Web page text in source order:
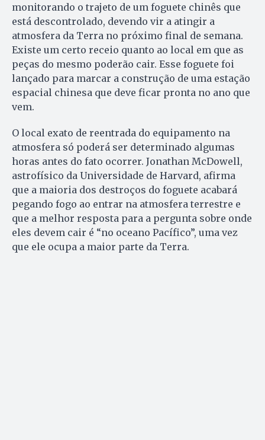
monitorando o trajeto de um foguete chinês que
está descontrolado, devendo vir a atingir a
atmosfera da Terra no próximo final de semana.
Existe um certo receio quanto ao local em que as
peças do mesmo poderão cair. Esse foguete foi
lançado para marcar a construção de uma estação
espacial chinesa que deve ficar pronta no ano que
vem.
O local exato de reentrada do equipamento na
atmosfera só poderá ser determinado algumas
horas antes do fato ocorrer. Jonathan McDowell,
astrofísico da Universidade de Harvard, afirma
que a maioria dos destroços do foguete acabará
pegando fogo ao entrar na atmosfera terrestre e
que a melhor resposta para a pergunta sobre onde
eles devem cair é “no oceano Pacífico”, uma vez
que ele ocupa a maior parte da Terra.